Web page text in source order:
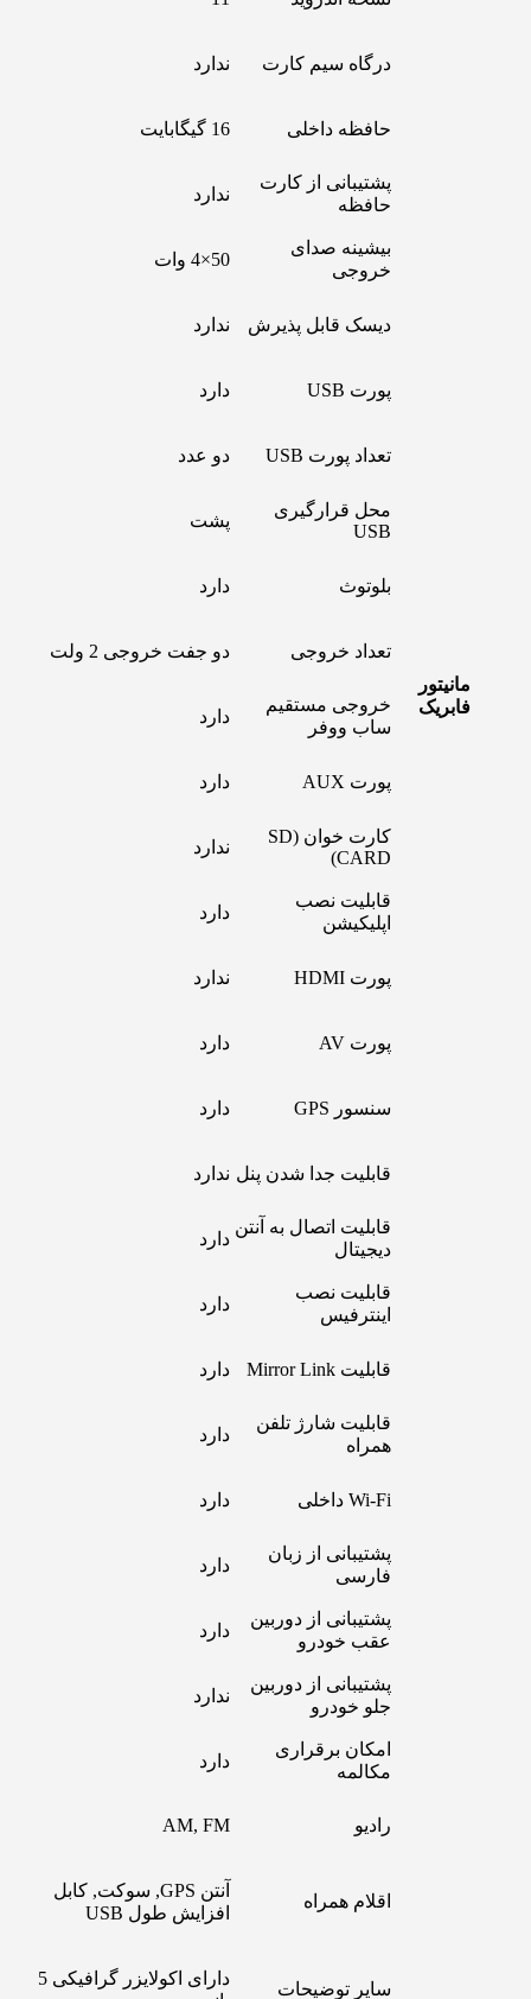
مانیتور
فابریک
درگاه سیم کارت ندارد
حافظه داخلی 16 گیگابایت
پشتیبانی از کارت
حافظه
ندارد
بیشینه صدای
خروجی
50×4 وات
دیسک قابل پذیرش ندارد
پورت USB دارد
تعداد پورت USB دو عدد
محل قرارگیری
USB
پشت
بلوتوث دارد
تعداد خروجی دو جفت خروجی 2 ولت
خروجی مستقیم
ساب ووفر
دارد
پورت AUX دارد
کارت خوان (SD
CARD)
ندارد
قابلیت نصب
اپلیکیشن
دارد
پورت HDMI ندارد
پورت AV دارد
سنسور GPS دارد
قابلیت جدا شدن پنل ندارد
قابلیت اتصال به آنتن
دیجیتال
دارد
قابلیت نصب
اینترفیس
دارد
قابلیت Mirror Link دارد
قابلیت شارژ تلفن
همراه
دارد
Wi-Fi داخلی دارد
پشتیبانی از زبان
فارسی
دارد
پشتیبانی از دوربین
عقب خودرو
دارد
پشتیبانی از دوربین
جلو خودرو
ندارد
امکان برقراری
مکالمه
دارد
رادیو AM, FM
اقلام همراه
آنتن GPS, سوکت, کابل
افزایش طول USB
سایر توضیحات
دارای اکولایزر گرافیکی 5